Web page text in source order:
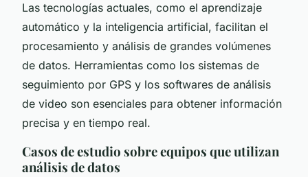
Las tecnologías actuales, como el aprendizaje
automático y la inteligencia artificial, facilitan el
procesamiento y análisis de grandes volúmenes
de datos. Herramientas como los sistemas de
seguimiento por GPS y los softwares de análisis
de video son esenciales para obtener información
precisa y en tiempo real.
Casos de estudio sobre equipos que utilizan
análisis de datos